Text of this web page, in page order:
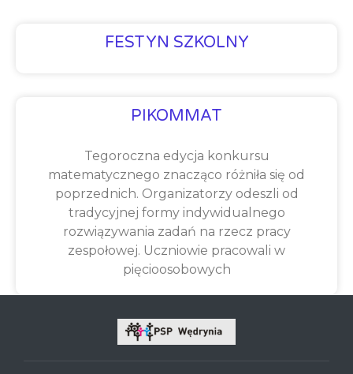
FESTYN SZKOLNY
PIKOMMAT
Tegoroczna edycja konkursu
matematycznego znacząco różniła się od
poprzednich. Organizatorzy odeszli od
tradycyjnej formy indywidualnego
rozwiązywania zadań na rzecz pracy
zespołowej. Uczniowie pracowali w
pięcioosobowych